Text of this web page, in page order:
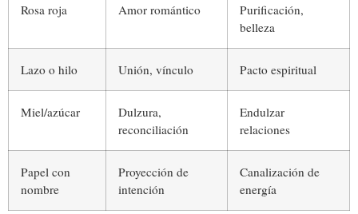
Rosa roja Amor romántico
Purificación,
belleza
Lazo o hilo Unión, vínculo Pacto espiritual
Miel/azúcar
Dulzura,
reconciliación
Endulzar
relaciones
Papel con
nombre
Proyección de
intención
Canalización de
energía